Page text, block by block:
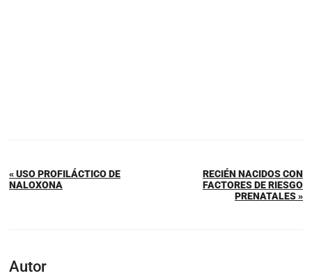
« USO PROFILÁCTICO DE
NALOXONA
RECIÉN NACIDOS CON
FACTORES DE RIESGO
PRENATALES »
Autor